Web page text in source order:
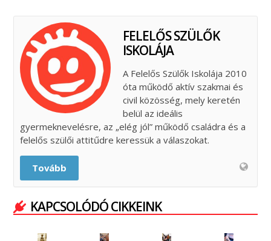
FELELŐS SZÜLŐK
ISKOLÁJA
A Felelős Szülők Iskolája 2010
óta működő aktív szakmai és
civil közösség, mely keretén
belül az ideális
gyermeknevelésre, az „elég jól” működő családra és a
felelős szülői attitűdre keressük a válaszokat.
Tovább
KAPCSOLÓDÓ CIKKEINK